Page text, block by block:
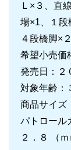
Ｌ×３、直
場×1、１段
４段橋脚×
希望小売価
発売日：２
対象年齢：
商品サイズ
パトロール
２．８ （ｍ